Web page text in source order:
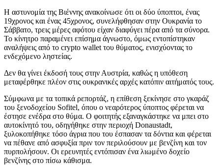
Η αστυνομία της Βιέννης ανακοίνωσε ότι οι δύο ύποπτοι, ένας
19χρονος και ένας 45χρονος, συνελήφθησαν στην Ουκρανία το
Σάββατο, τρεις μέρες αφότου είχαν διαφύγει πέρα από τα σύνορα.
Το κίνητρο παραμένει επίσημα άγνωστο, όμως εντοπίστηκαν
αναλήψεις από το crypto wallet του θύματος, ενισχύοντας το
ενδεχόμενο ληστείας.
Δεν θα γίνει έκδοσή τους στην Αυστρία, καθώς η υπόθεση
μεταφέρθηκε πλέον στις ουκρανικές αρχές κατόπιν αιτήματός τους.
Σύμφωνα με τα τοπικά ρεπορτάζ, η επίθεση ξεκίνησε στο γκαράζ
του ξενοδοχείου Sofitel, όπου ο νεαρότερος ύποπτος φέρεται να
έστησε ενέδρα στο θύμα. Ο φοιτητής εξαναγκάστηκε να μπει στο
αυτοκίνητό του, οδηγήθηκε στην περιοχή Donaustadt,
ξυλοκοπήθηκε τόσο άγρια που του έσπασαν τα δόντια και φέρεται
να πέθανε από ασφυξία πριν τον περιλούσουν με βενζίνη και τον
πυρπολήσουν. Οι ερευνητές εντόπισαν ένα λιωμένο δοχείο
βενζίνης στο πίσω κάθισμα.